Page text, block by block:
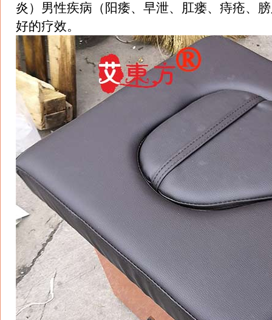
炎）男性疾病（阳痿、早泄、肛瘘、痔疮、
好的疗效。